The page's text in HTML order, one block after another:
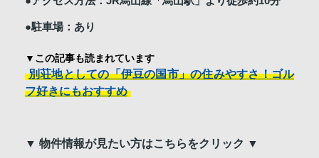
●駐車場：あり
▼この記事も読まれています
別荘地としての「伊豆の国市」の住みやすさ！ゴル
フ好きにもおすすめ
▼ 物件情報が見たい方はこちらをクリック ▼